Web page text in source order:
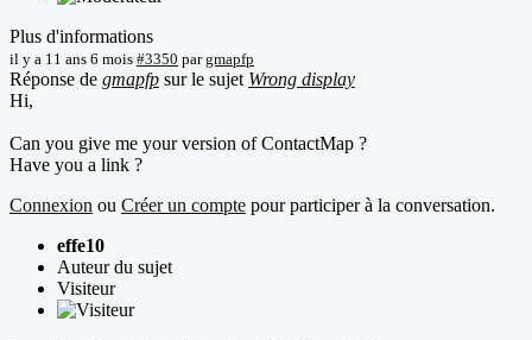
Plus d'informations
il y a 11 ans 6 mois #3350 pargmapfp
Réponse de gmapfp sur le sujet Wrong display
Hi,
Can you give me your version of ContactMap ?
Have you a link ?
Connexion ou Créer un compte pour participer à la conversation.
effe10
Auteur du sujet
Visiteur